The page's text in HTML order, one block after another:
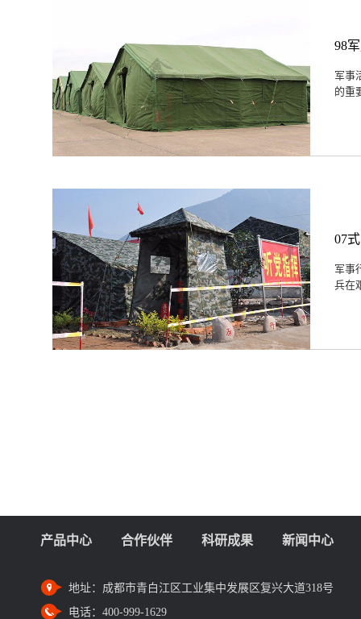
98
军事
的重
07
军事
兵在
产品中心 合作伙伴 科研成果 新闻中心
地址： 成都市青白江区工业集中发展区复兴大道318号
电话： 400-999-1629